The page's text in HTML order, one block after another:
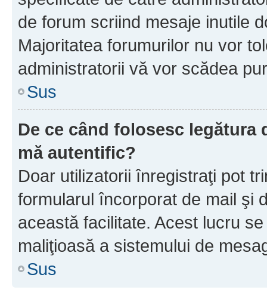
de forum scriind mesaje inutile
Majoritatea forumurilor nu vor
administratorii vă vor scădea
Sus
De ce când folosesc
mă autentific?
Doar utilizatorii înregistraţi pot
formularul încorporat de mail şi
această facilitate. Acest lucru
maliţioasă a sistemului de
Sus